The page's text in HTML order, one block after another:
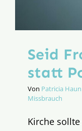
Seid
statt
Von Patricia Haun
Missbrauch
Kirche